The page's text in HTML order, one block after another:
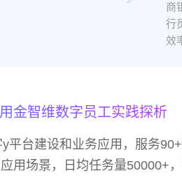
商
行
效
金智维数字员工实践探析
平台建设和业务应用，服务
用场景，日均任务量50000+